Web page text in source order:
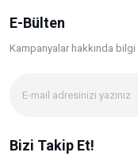
E-Bülten
Kampanyalar hakkında bilgi
Bizi Takip Et!